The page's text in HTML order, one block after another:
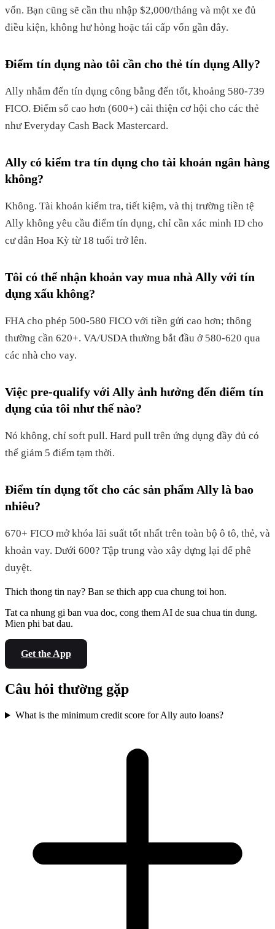
vốn. Bạn cũng sẽ cần thu nhập $2,000/tháng và một xe đủ
điều kiện, không hư hỏng hoặc tái cấp vốn gần đây.
Điểm tín dụng nào tôi cần cho thẻ tín dụng Ally?
Ally nhắm đến tín dụng công bằng đến tốt, khoảng 580-739
FICO. Điểm số cao hơn (600+) cải thiện cơ hội cho các thẻ
như Everyday Cash Back Mastercard.
Ally có kiểm tra tín dụng cho tài khoản ngân hàng
không?
Không. Tài khoản kiểm tra, tiết kiệm, và thị trường tiền tệ
Ally không yêu cầu điểm tín dụng, chỉ cần xác minh ID cho
cư dân Hoa Kỳ từ 18 tuổi trở lên.
Tôi có thể nhận khoản vay mua nhà Ally với tín
dụng xấu không?
FHA cho phép 500-580 FICO với tiền gửi cao hơn; thông
thường cần 620+. VA/USDA thường bắt đầu ở 580-620 qua
các nhà cho vay.
Việc pre-qualify với Ally ảnh hưởng đến điểm tín
dụng của tôi như thế nào?
Nó không, chỉ soft pull. Hard pull trên ứng dụng đầy đủ có
thể giảm 5 điểm tạm thời.
Điểm tín dụng tốt cho các sản phẩm Ally là bao
nhiêu?
670+ FICO mở khóa lãi suất tốt nhất trên toàn bộ ô tô, thẻ, và
khoản vay. Dưới 600? Tập trung vào xây dựng lại để phê
duyệt.
Thich thong tin nay? Ban se thich app cua chung toi hon.
Tat ca nhung gi ban vua doc, cong them AI de sua chua tin dung.
Mien phi bat dau.
Get the App
Câu hỏi thường gặp
What is the minimum credit score for Ally auto loans?